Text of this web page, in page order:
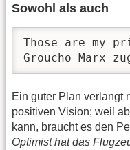
Sowohl als auch
Those are my
Groucho Marx
Ein guter Plan verlangt
positiven Vision; weil
kann, braucht es den
Optimist hat das